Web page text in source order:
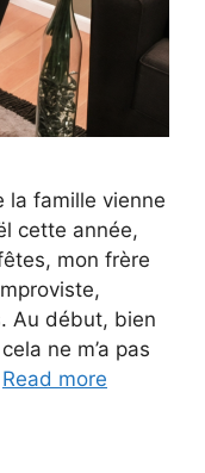
la famille vienne
cette année,
mon frère
Au début, bien
ne m’a pas
Read more